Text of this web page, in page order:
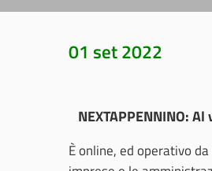
01 set 2022
NEXTAPPENNINO:
È online, ed operativo